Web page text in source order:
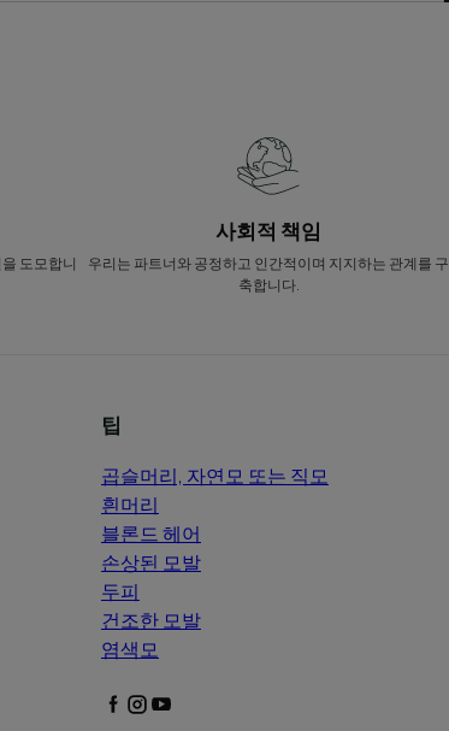
도모합니
사회적 책임
우리는 파트너와 공정하고 인간적이며 지지하는 관계를 구
축합니다.
팁
곱슬머리, 자연모 또는 직모
흰머리
블론드 헤어
손상된 모발
두피
건조한 모발
염색모